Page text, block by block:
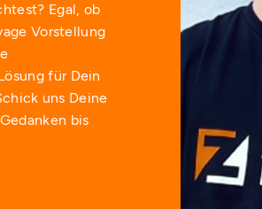
Egal, ob
Vorstellung
für Dein
uns Deine
bis